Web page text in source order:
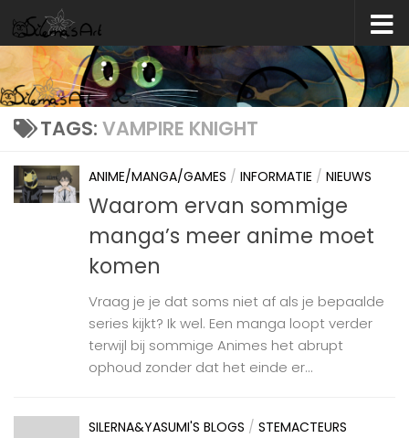
Skip to content
TAGS: VAMPIRE KNIGHT
ANIME/MANGA/GAMES / INFORMATIE / NIEUWS
Waarom ervan sommige
manga’s meer anime moet
komen
Vraag je je dat soms niet af als je bepaalde
series kijkt? Ik wel. Een manga loopt verder
terwijl bij sommige Animes het abrupt
ophoud zonder dat het einde er...
SILERNA&YASUMI'S BLOGS / STEMACTEURS